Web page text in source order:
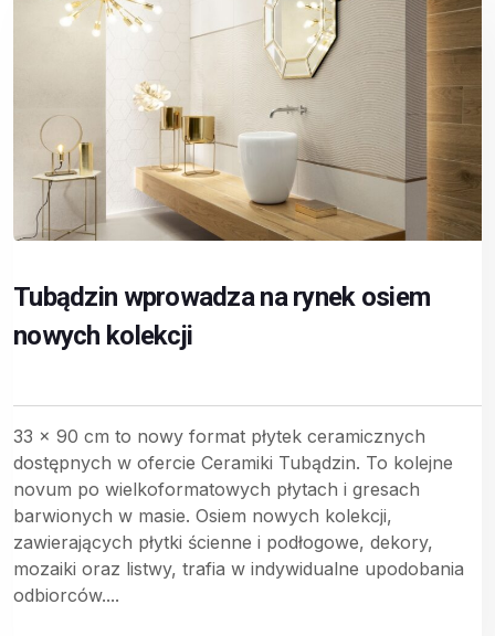
Tubądzin wprowadza na rynek osiem
nowych kolekcji
33 x 90 cm to nowy format płytek ceramicznych
dostępnych w ofercie Ceramiki Tubądzin. To kolejne
novum po wielkoformatowych płytach i gresach
barwionych w masie. Osiem nowych kolekcji,
zawierających płytki ścienne i podłogowe, dekory,
mozaiki oraz listwy, trafia w indywidualne upodobania
odbiorców....